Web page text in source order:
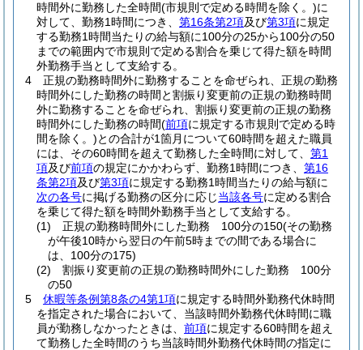
時間外に勤務した全時間(市規則で定める時間を除く。)に
対して、勤務1時間につき、 第16条第2項及び第3項に規定
する勤務1時間当たりの給与額に100分の25から100分の50
までの範囲内で市規則で定める割合を乗じて得た額を時間
外勤務手当として支給する。
4
正規の勤務時間外に勤務することを命ぜられ、正規の勤務
時間外にした勤務の時間と割振り変更前の正規の勤務時間
外に勤務することを命ぜられ、割振り変更前の正規の勤務
時間外にした勤務の時間(前項に規定する市規則で定める時
間を除く。)との合計が1箇月について60時間を超えた職員
には、その60時間を超えて勤務した全時間に対して、 第1
項及び前項の規定にかかわらず、勤務1時間につき、 第16
条第2項及び第3項に規定する勤務1時間当たりの給与額に
次の各号に掲げる勤務の区分に応じ当該各号に定める割合
を乗じて得た額を時間外勤務手当として支給する。
(1)
正規の勤務時間外にした勤務 100分の150(その勤務
が午後10時から翌日の午前5時までの間である場合に
は、100分の175)
(2)
割振り変更前の正規の勤務時間外にした勤務 100分
の50
5
休暇等条例第8条の4第1項に規定する時間外勤務代休時間
を指定された場合において、当該時間外勤務代休時間に職
員が勤務しなかったときは、 前項に規定する60時間を超え
て勤務した全時間のうち当該時間外勤務代休時間の指定に